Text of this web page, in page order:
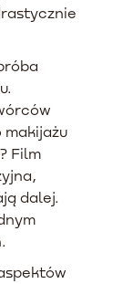
Film
dalej.